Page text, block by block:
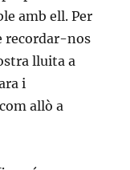
amb ell. Per
recordar-nos
lluita a
i
allò a